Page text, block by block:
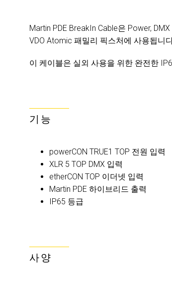
Martin PDE BreakIn Cable은 Power,
VDO Atomic 패밀리 픽스처에 사용됩니
이 케이블은 실외 사용을 위한 완전한
기능
powerCON TRUE1 TOP 전원 입력
XLR 5 TOP DMX 입력
etherCON TOP 이더넷 입력
Martin PDE 하이브리드 출력
IP65 등급
사양